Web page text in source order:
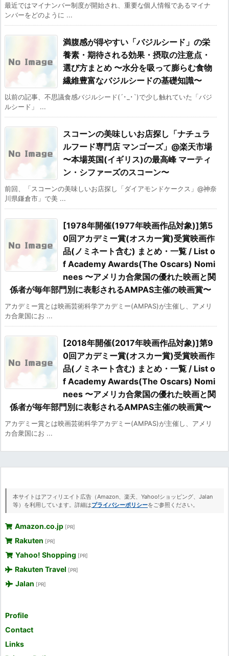
最近ではマイナンバー制度が開始され、重要な個人情報であるマイナ
ンバーをどのように ...
満腹感が得やすい「バジルシード」の栄
養素・期待される効果・摂取の注意点・
選び方まとめ 〜水分を吸って膨らむ食物
繊維豊富なバジルシードの基礎知識〜
以前の記事、不思議食感バジルシード(´･_･`)で少し触れていた「バジ
ルシード」 ...
スコーンの美味しいお店探し「ナチュラ
ルフード専門店 マンゴーズ」@楽天市場
〜本場英国(イギリス)の最高峰 マーティ
ン・シファーズのスコーン〜
前回、「スコーンの美味しいお店探し「ダイアモンドケークス」@神奈
川県鎌倉市」で美 ...
[1978年開催(1977年映画作品対象)]第5
0回アカデミー賞(オスカー賞)受賞映画作
品(ノミネート含む) まとめ・一覧 / List o
f Academy Awards(The Oscars) Nomi
nees 〜アメリカ合衆国の優れた映画と関
係者が毎年部門別に表彰されるAMPAS主催の映画賞〜
アカデミー賞とは映画芸術科学アカデミー(AMPAS)が主催し、アメリ
カ合衆国にお ...
[2018年開催(2017年映画作品対象)]第9
0回アカデミー賞(オスカー賞)受賞映画作
品(ノミネート含む) まとめ・一覧 / List o
f Academy Awards(The Oscars) Nomi
nees 〜アメリカ合衆国の優れた映画と関
係者が毎年部門別に表彰されるAMPAS主催の映画賞〜
アカデミー賞とは映画芸術科学アカデミー(AMPAS)が主催し、アメリ
カ合衆国にお ...
本サイトはアフィリエイト広告（Amazon、楽天、Yahoo!ショッピング、Jalan
等）を利用しています。詳細はプライバシーポリシーをご参照ください。
Amazon.co.jp [PR]
Rakuten [PR]
Yahoo! Shopping [PR]
Rakuten Travel [PR]
Jalan [PR]
Profile
Contact
Links